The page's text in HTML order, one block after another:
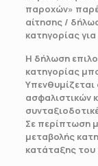
παροχών»
αίτησης /
κατηγορίας
Η δήλωση
κατηγορίας
ασφαλιστικών
Σε περίπτωση
μεταβολής
κατάταξης